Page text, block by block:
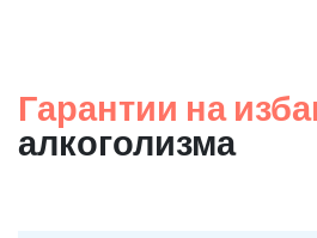
Гарантии на
алкоголизма